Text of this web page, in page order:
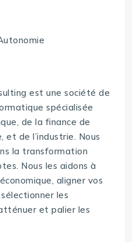
est une société de
spécialisée
de la finance de
et de l’industrie. Nous
la transformation
Nous les aidons à
aligner vos
les
et palier les